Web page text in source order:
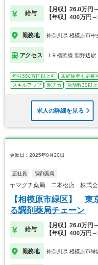
給与
【月収】26.0万円
【年収】400万円
勤務地 神奈川県 相模原市中
アクセス ＪＲ横浜線 淵野辺駅
年収550万円以上可 未経験者も応募
スキルアップ
駅チカ 店舗数30以上
求人の詳細を見る
更新日：2025年8月20日
正社員 調剤薬局
ヤマグチ薬局 二本松店 株式会
【相模原市緑区】 東
る調剤薬局チェーン
給与
【月収】26.0万円
【年収】400万円
勤務地 神奈川県 相模原市緑